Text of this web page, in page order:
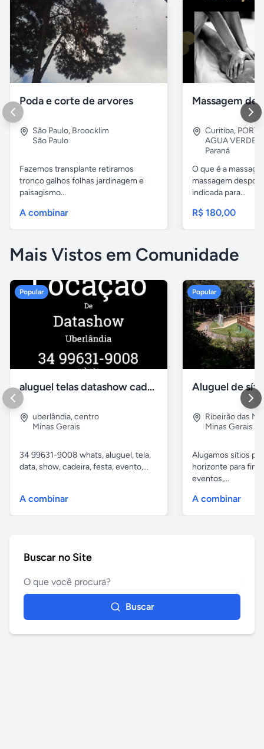
Poda e corte de arvores
São Paulo, Broocklim
São Paulo
Fazemos transplante retiramos
tronco galhos folhas jardinagem e
paisagismo...
A combinar
Massagem
Curitiba,
AGUA VERDE,
Paraná
O que é a
massagem
indicada para...
R$ 180,00
Mais Vistos em Comunidade
Popular
aluguel telas datashow cadeiras uberlândia
uberlândia,centro
Minas Gerais
34 99631-9008 whats, aluguel, tela,
data, show, cadeira, festa, evento,...
A combinar
Popular
Ribeirão das
Minas Gerais
Alugamos sítios
horizonte para
eventos,...
A combinar
Buscar no Site
Buscar